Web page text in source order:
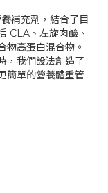
補充劑，結合了目
CLA、左旋肉鹼、
物高蛋白混合物。
，我們設法創造了
簡單的營養體重管